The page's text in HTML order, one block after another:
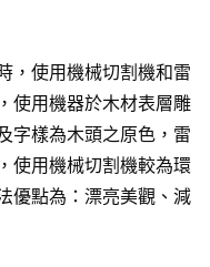
，使用機械切割機和雷
使用機器於木材表層雕
字樣為木頭之原色，雷
使用機械切割機較為環
優點為：漂亮美觀、減